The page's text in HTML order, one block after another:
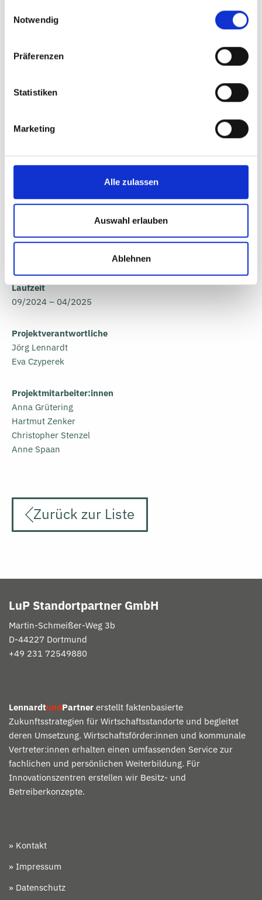
Notwendig
Präferenzen
Statistiken
Marketing
Alle zulassen
Auswahl erlauben
Ablehnen
Auftraggeber
Hohenfuhrstraße 13
Laufzeit
09/2024 – 04/2025
Projektverantwortliche
Jörg Lennardt
Eva Czyperek
Projektmitarbeiter:innen
Anna Grütering
Hartmut Zenker
Christopher Stenzel
Anne Spaan
Zurück zur Liste
LuP Standortpartner GmbH
Martin-Schmeißer-Weg 3b
D-44227 Dortmund
+49 231 72549880
LennardtundPartner erstellt faktenbasierte
Zukunftsstrategien für Wirtschaftsstandorte und begleitet
deren Umsetzung. Wirtschaftsförder:innen und kommunale
Vertreter:innen erhalten einen umfassenden Service zur
fachlichen und persönlichen Weiterbildung. Für
Innovationszentren erstellen wir Besitz- und
Betreiberkonzepte.
» Kontakt
» Impressum
» Datenschutz